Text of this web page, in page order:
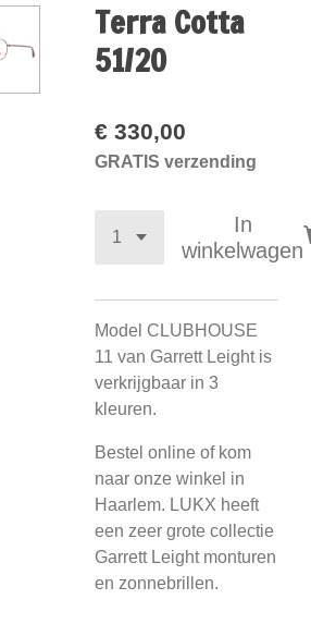
Terra Cotta
51/20
€ 330,00
GRATIS verzending
In
winkelwagen
Model CLUBHOUSE
11 van Garrett Leight is
verkrijgbaar in 3
kleuren.
Bestel online of kom
naar onze winkel in
Haarlem. LUKX heeft
een zeer grote collectie
Garrett Leight monturen
en zonnebrillen.